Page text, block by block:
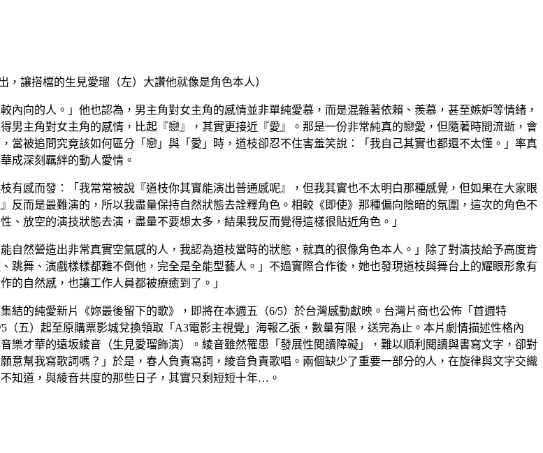
，讓搭檔的生見愛瑠（左）大讚他就像是角色本人）
向的人。」他也認為，男主角對女主角的感情並非單純愛慕，而是混雜著依賴、羨慕，甚至嫉妒等情緒，
男主角對女主角的感情，比起『戀』，其實更接近『愛』。那是一份非常純真的戀愛，但隨著時間流逝，會
當被追問究竟該如何區分「戀」與「愛」時，道枝卻忍不住害羞笑說：「我自己其實也都還不太懂。」率真
成深刻羈絆的動人愛情。
有感而發：「我常常被說『道枝你其實能演出普通感呢』，但我其實也不太明白那種感覺，但如果在大家眼
反而是最難演的，所以我盡量保持自然狀態去詮釋角色。相較《即使》那種偏向陰暗的氛圍，這次的角色不
放空的演技狀態去演，盡量不要想太多，結果我反而覺得這樣很貼近角色。」
自然營造出非常真實空氣感的人，我認為道枝當時的狀態，就真的很像角色本人。」除了對演技給予高度肯
跳舞、演戲樣樣都難不倒他，完全是全能型藝人。」不過實際合作後，她也發現道枝與舞台上的耀眼形象有
的自然感，也讓工作人員都被療癒到了。」
的純愛新片《妳最後留下的歌》，即將在本週五（6/5）於台灣感動獻映。台灣片商也公佈「首週特
五）起至原購票影城兌換領取「A3電影主視覺」海報乙張，數量有限，送完為止。本片劇情描述性格內
樂才華的遠坂綾音（生見愛瑠飾演）。綾音雖然罹患「發展性閱讀障礙」，難以順利閱讀與書寫文字，卻對
意幫我寫歌詞嗎？」於是，春人負責寫詞，綾音負責歌唱。兩個缺少了重要一部分的人，在旋律與文字交織
知道，與綾音共度的那些日子，其實只剩短短十年…。